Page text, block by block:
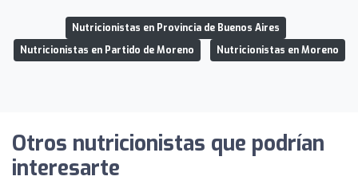
Nutricionistas en Provincia de Buenos Aires
Nutricionistas en Partido de Moreno
Nutricionistas en Moreno
Otros nutricionistas que podrían
interesarte